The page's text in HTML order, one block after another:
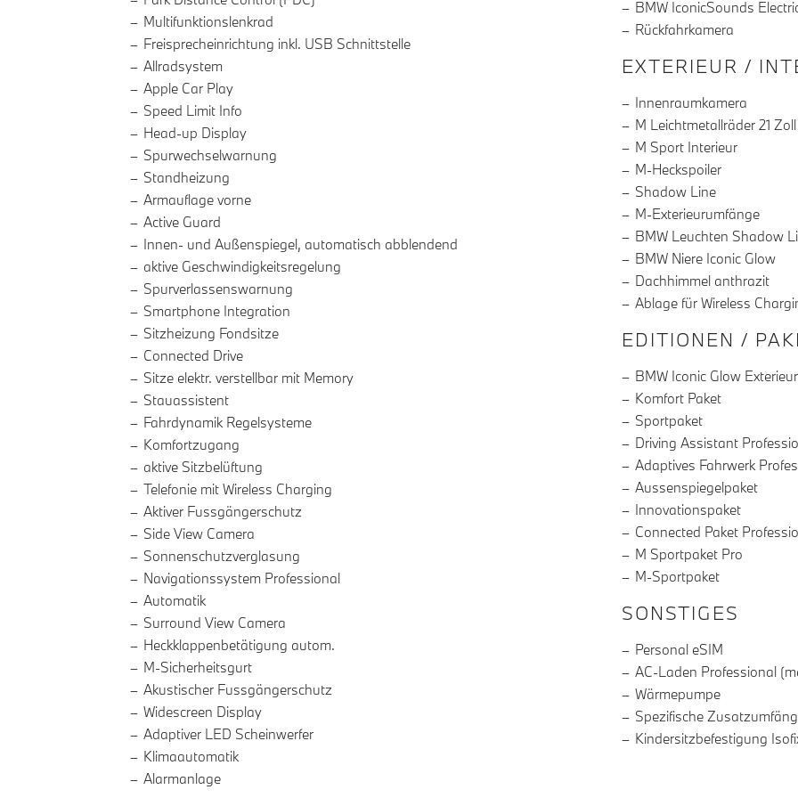
Multifunktionslenkrad
Freisprecheinrichtung inkl. USB Schnittstelle
Allradsystem
Apple Car Play
Speed Limit Info
Head-up Display
Spurwechselwarnung
Standheizung
Armauflage vorne
Active Guard
Innen- und Außenspiegel, automatisch abblendend
aktive Geschwindigkeitsregelung
Spurverlassenswarnung
Smartphone Integration
Sitzheizung Fondsitze
Connected Drive
Sitze elektr. verstellbar mit Memory
Stauassistent
Fahrdynamik Regelsysteme
Komfortzugang
aktive Sitzbelüftung
Telefonie mit Wireless Charging
Aktiver Fussgängerschutz
Side View Camera
Sonnenschutzverglasung
Navigationssystem Professional
Automatik
Surround View Camera
Heckklappenbetätigung autom.
M-Sicherheitsgurt
Akustischer Fussgängerschutz
Widescreen Display
Adaptiver LED Scheinwerfer
Klimaautomatik
Alarmanlage
BMW IconicSounds
Rückfahrkamera
EXTERIEUR /
Innenraumkamera
M Leichtmetallräder 21 Zoll
M Sport Interieur
M-Heckspoiler
Shadow Line
M-Exterieurumfänge
BMW Leuchten Shadow
BMW Niere Iconic Glow
Dachhimmel anthrazit
Ablage für Wireless
EDITIONEN /
BMW Iconic Glow
Komfort Paket
Sportpaket
Driving Assistant
Adaptives Fahrwerk
Aussenspiegelpaket
Innovationspaket
Connected Paket
M Sportpaket Pro
M-Sportpaket
SONSTIGES
Personal eSIM
AC-Laden Professional
Wärmepumpe
Spezifische
Kindersitzbefestigung